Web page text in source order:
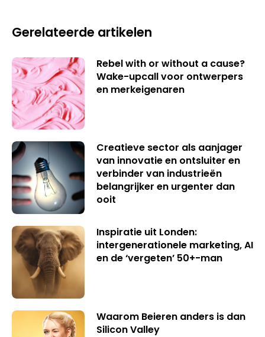
Gerelateerde artikelen
Rebel with or without a cause?
Wake-upcall voor ontwerpers
en merkeigenaren
Creatieve sector als aanjager
van innovatie en ontsluiter en
verbinder van industrieën
belangrijker en urgenter dan
ooit
Inspiratie uit Londen:
intergenerationele marketing, AI
en de ‘vergeten’ 50+-man
Waarom Beieren anders is dan
Silicon Valley